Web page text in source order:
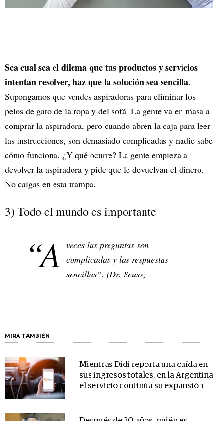
Sea cual sea el dilema que tus productos y servicios
intentan resolver, haz que la solución sea sencilla.
Supongamos que vendes aspiradoras para eliminar los
pelos de gato de la ropa y del sofá. La gente va en masa a
comprar la aspiradora, pero cuando abren la caja para leer
las instrucciones, son demasiado complicadas y nadie sabe
cómo funciona. ¿Y qué ocurre? La gente empieza a
devolver la aspiradora y pide que le devuelvan el dinero.
No caigas en esta trampa.
3) Todo el mundo es importante
“A veces las preguntas son
complicadas y las respuestas
sencillas”. (Dr. Seuss)
MIRA TAMBIÉN
Mientras Didi reporta una caída en
sus ingresos totales, en la Argentina
el servicio continúa su expansión